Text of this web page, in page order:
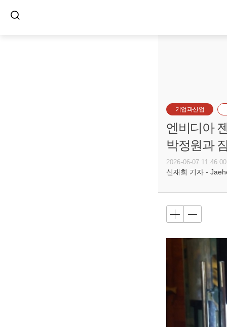
기업과산업
엔비디아
박정원과
2026-06-07 11:46:00
신재희 기자 -